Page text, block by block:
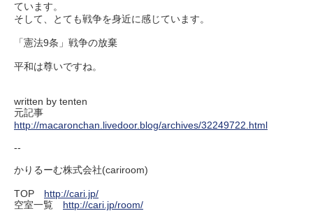
ています。
そして、とても戦争を身近に感じています。
「憲法9条」戦争の放棄
平和は尊いですね。
written by tenten
元記事
http://macaronchan.livedoor.blog/archives/32249722.html
--
かりるーむ株式会社(cariroom)
TOP http://cari.jp/
空室一覧 http://cari.jp/room/